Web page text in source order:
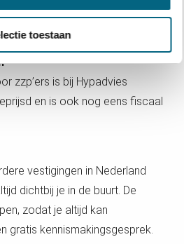
toestaan
meer voordelen die je bij ons
zzp’ers is bij Hypadvies
en is ook nog eens fiscaal
vestigingen in Nederland
dichtbij je in de buurt. De
zodat je altijd kan
gratis kennismakingsgesprek.